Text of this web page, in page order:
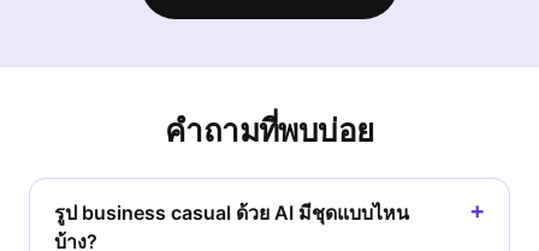
คำถามที่พบบ่อย
รูป business casual ด้วย AI มีชุดแบบไหน
บ้าง?